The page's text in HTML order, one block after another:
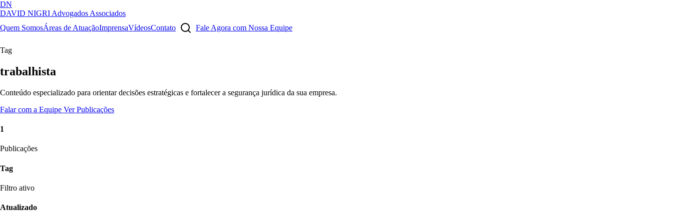
DN
DAVID NIGRI Advogados Associados
Quem SomosÁreas de AtuaçãoImprensaVídeosContato Fale Agora com Nossa Equipe
Artigos, sentenças, áreas de atuação, imprensa...
Tag
trabalhista
Conteúdo especializado para orientar decisões estratégicas e fortalecer a segurança jurídica da sua empresa.
Falar com a Equipe Ver Publicações
1
Publicações
Tag
Filtro ativo
Atualizado